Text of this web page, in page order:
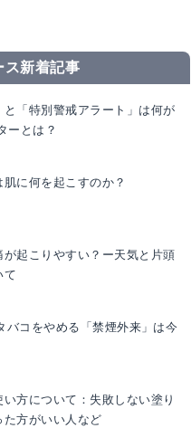
ス新着記事
「特別警戒アラート」は何が
ーとは？
に何を起こすのか？
起こりやすい？ー天気と片頭
て
バコをやめる「禁煙外来」は今
方について：失敗しない塗り
方がいい人など